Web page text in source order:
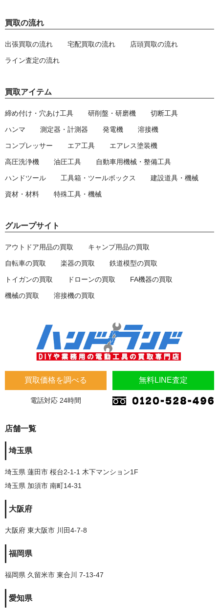
買取価格を調べる 無料LINE査定
電話対応 24時間
店舗一覧
埼玉県
埼玉県 蓮田市 桜台2-1-1 木下マンション1F
埼玉県 加須市 南町14-31
大阪府
大阪府 東大阪市 川田4-7-8
福岡県
福岡県 久留米市 東合川 7-13-47
愛知県
買取の流れ
出張買取の流れ 宅配買取の流れ 店頭買取の流れ
ライン査定の流れ
買取アイテム
締め付け・穴あけ工具 研削盤・研磨機 切断工具
ハンマ 測定器・計測器 発電機 溶接機
コンプレッサー エア工具 エアレス塗装機
高圧洗浄機 油圧工具 自動車用機械・整備工具
ハンドツール 工具箱・ツールボックス 建設道具・機械
資材・材料 特殊工具・機械
グループサイト
アウトドア用品の買取 キャンプ用品の買取
自転車の買取 楽器の買取 鉄道模型の買取
トイガンの買取 ドローンの買取 FA機器の買取
機械の買取 溶接機の買取